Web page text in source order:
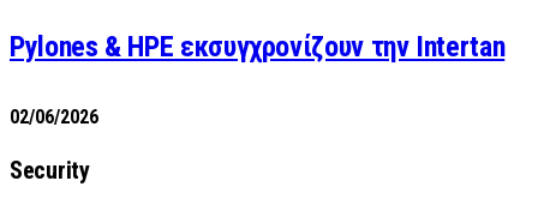
Pylones & HPE εκσυγχρονίζουν την Intertan
02/06/2026
Security